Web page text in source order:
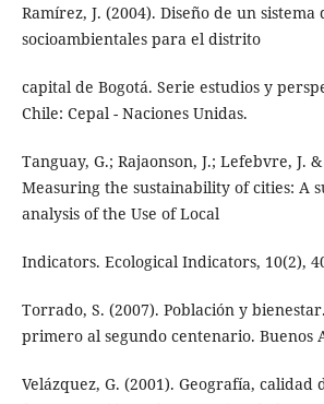
Ramírez, J. (2004). Diseño de un
socioambientales para el distrito
capital de Bogotá. Serie estudios y
Chile: Cepal - Naciones Unidas.
Tanguay, G.; Rajaonson, J.; Lefebvre, J.
Measuring the sustainability of cities: A
analysis of the Use of Local
Indicators. Ecological Indicators, 10(2),
Torrado, S. (2007). Población y
primero al segundo centenario. Buenos
Velázquez, G. (2001). Geografía, calidad